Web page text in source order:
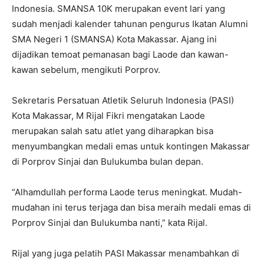
Indonesia. SMANSA 10K merupakan event lari yang
sudah menjadi kalender tahunan pengurus Ikatan Alumni
SMA Negeri 1 (SMANSA) Kota Makassar. Ajang ini
dijadikan temoat pemanasan bagi Laode dan kawan-
kawan sebelum, mengikuti Porprov.
Sekretaris Persatuan Atletik Seluruh Indonesia (PASI)
Kota Makassar, M Rijal Fikri mengatakan Laode
merupakan salah satu atlet yang diharapkan bisa
menyumbangkan medali emas untuk kontingen Makassar
di Porprov Sinjai dan Bulukumba bulan depan.
“Alhamdullah performa Laode terus meningkat. Mudah-
mudahan ini terus terjaga dan bisa meraih medali emas di
Porprov Sinjai dan Bulukumba nanti,” kata Rijal.
Rijal yang juga pelatih PASI Makassar menambahkan di